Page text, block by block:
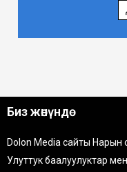
Биз жөнүндө
Dolon Media сайты Нарын
Улуттук баалуулуктар